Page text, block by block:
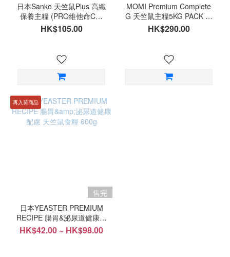
日本Sanko 天竺鼠Plus 高纖
保養主糧 (PRO維他命C配
方) 700g
HK$105.00
MOMI Premium Complete
G 天竺鼠主糧5KG PACK 營
養全G
HK$290.00
再入荷商品
售完
日本YEASTER PREMIUM
RECIPE 腸胃&泌尿道健康配
慮 天竺鼠食糧 600g
HK$42.00 ~ HK$98.00